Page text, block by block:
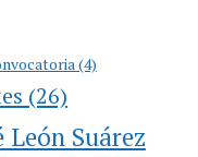
(4)
(26)
León Suárez